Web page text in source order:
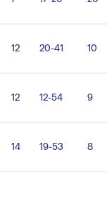
12 20-41 10
12 12-54 9
14 19-53 8